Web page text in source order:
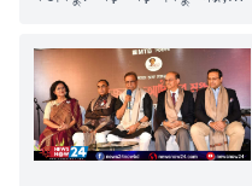
পেয়েছিলাম, রাগ লেগেছিলো
অযথাই, কিংবা খুব সুখের কিছু!
তবুও হঠাৎ করে দুপুর
রোদে,কলাবাগানের লাল ইটের ওই
বাড়িটার পাশ দিয়ে হেঁটে গেলেই
মনে পড়ে ছাদের কোনের